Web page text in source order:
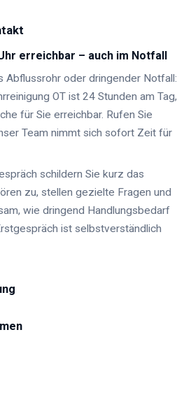
erreichbar – auch im Notfall
Abflussrohr oder dringender Notfall:
OT ist 24 Stunden am Tag,
für Sie erreichbar. Rufen Sie
Team nimmt sich sofort Zeit für
schildern Sie kurz das
zu, stellen gezielte Fragen und
wie dringend Handlungsbedarf
ist selbstverständlich